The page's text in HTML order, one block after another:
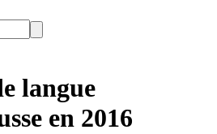
langue
en 2016